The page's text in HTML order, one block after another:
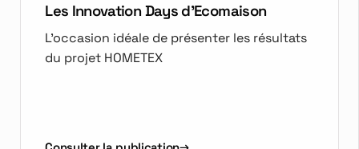
Les Innovation Days d'Ecomaison
L'occasion idéale de présenter les résultats
du projet HOMETEX